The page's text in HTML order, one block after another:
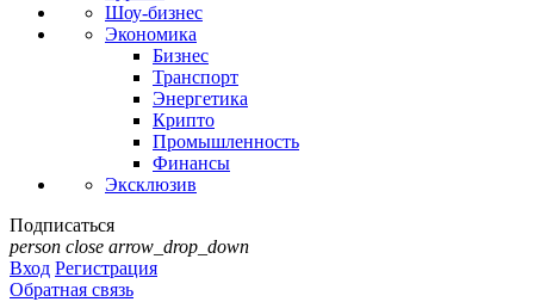
Шоу-бизнес
Экономика
Бизнес
Транспорт
Энергетика
Крипто
Промышленность
Финансы
Эксклюзив
Подписаться
person close arrow_drop_down
Вход Регистрация
Обратная связь